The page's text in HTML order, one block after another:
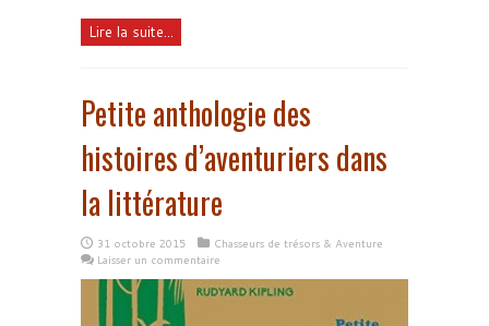
Lire la suite...
Petite anthologie des
histoires d’aventuriers dans
la littérature
31 octobre 2015
Chasseurs de trésors & Aventure
Laisser un commentaire